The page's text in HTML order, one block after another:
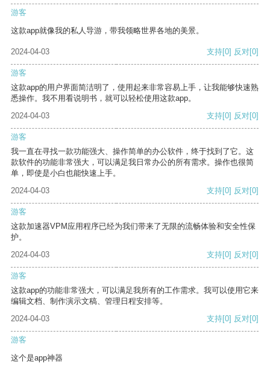
游客
这款app就像我的私人导游，带我领略世界各地的美景。
2024-04-03 支持[0] 反对[0]
游客
这款app的用户界面简洁明了，使用起来非常容易上手，让我能够快速熟
悉操作。我不用看说明书，就可以轻松使用这款app。
2024-04-03
支持[0] 反对[0]
游客
我一直在寻找一款功能强大、操作简单的办公软件，终于找到了它。这
款软件的功能非常强大，可以满足我日常办公的所有需求。操作也很简
单，即使是小白也能快速上手。
2024-04-03
支持[0] 反对[0]
游客
这款加速器VPM应用程序已经为我们带来了无限的流畅体验和安全性保
护。
2024-04-03
支持[0] 反对[0]
游客
这款app的功能非常强大，可以满足我所有的工作需求。我可以使用它来
编辑文档、制作演示文稿、管理日程安排等。
2024-04-03
支持[0] 反对[0]
游客
这个是app神器